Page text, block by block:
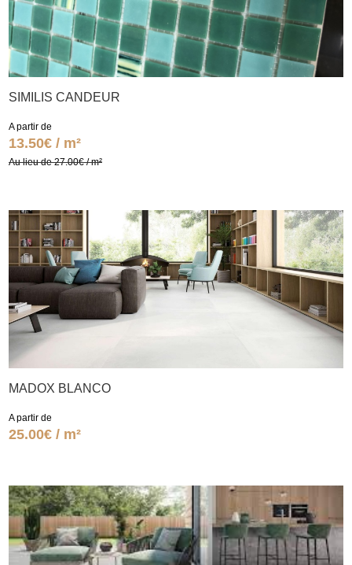
SIMILIS CANDEUR
A partir de
13.50€ / m²
Au lieu de 27.00€ / m²
MADOX BLANCO
A partir de
25.00€ / m²